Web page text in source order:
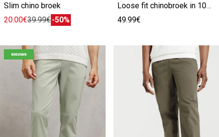
Slim chino broek
20.00€39.99€-50%
Loose fit chinobroek in 100% linnen
49.99€